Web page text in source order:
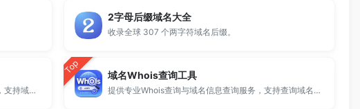
2字母后缀域名大全
收录全球 307 个两字符域名后缀。
提供专业ICP备案查询与网站备案信息查询服务，支持域名备案号查询、网站是否备案检测及备案信息快速获取，适用于站长工具、域名检测与SEO分析。
Top 域名Whois查询工具
提供专业Whois查询与域名信息查询服务，支持查询域名注册信息、注册商、到期时间及DNS记录，适用于域名检测、SEO分析及站长工具使用。